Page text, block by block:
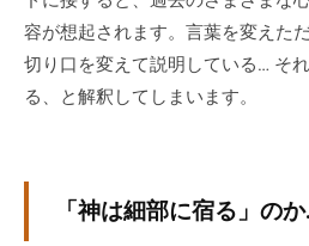
容が想起されます。言葉を変えた
切り口を変えて説明している… そ
る、と解釈してしまいます。
「神は細部に宿る」の